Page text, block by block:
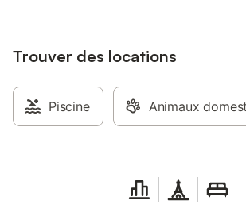
Trouver des locations
Piscine Animaux